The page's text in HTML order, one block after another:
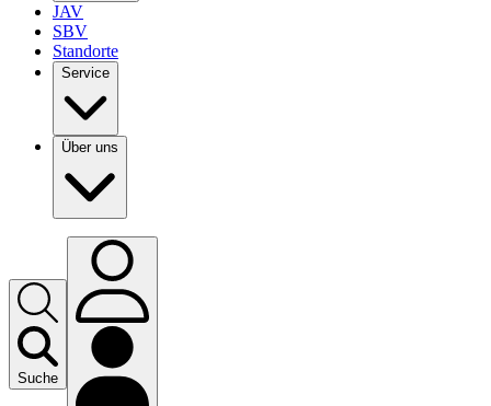
JAV
SBV
Standorte
Service
Über uns
Suche